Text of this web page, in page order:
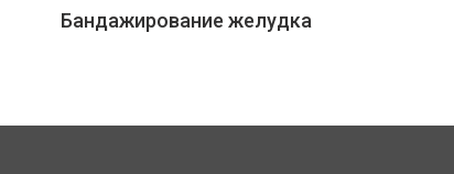
Бандажирование желудка